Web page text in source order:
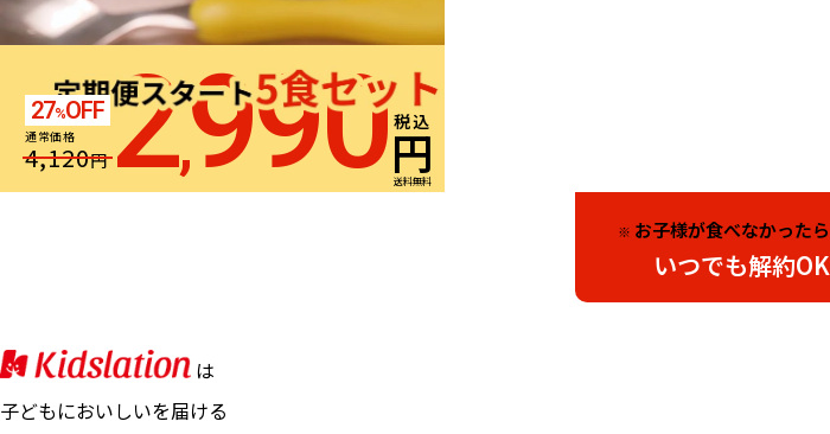
27%OFF
通常価格
4,120円2,990 税込
円
送料無料
※ お子様が食べなかったら
いつでも解約OK
は
子どもにおいしいを届ける